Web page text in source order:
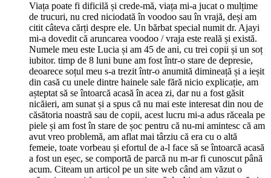
Viața poate fi dificilă și crede-mă, viața mi-a jucat o mulțime
de trucuri, nu cred niciodată în voodoo sau în vrajă, deși am
citit câteva cărți despre ele. Un bărbat special numit dr. Ajayi
mi-a dovedit că aruncarea voodoo / vraja este reală și există.
Numele meu este Lucia și am 45 de ani, cu trei copii și un soț
iubitor. timp de 8 luni bune am fost într-o stare de depresie,
deoarece soțul meu s-a trezit într-o anumită dimineață și a ieșit
din casă cu unele dintre hainele sale fără nicio explicație, am
așteptat să se întoarcă acasă în acea zi, dar nu a fost găsit
nicăieri, am sunat și a spus că nu mai este interesat din nou de
căsătoria noastră sau de copii, acest lucru mi-a adus răceala pe
piele și am fost în stare de șoc pentru că nu-mi amintesc că am
avut vreo problemă, am aflat mai târziu că era cu o altă
femeie, toate vorbeau și efortul de a-l face să se întoarcă acasă
a fost un eșec, se comportă de parcă nu m-ar fi cunoscut până
acum. Citeam un articol pe un site web când am văzut o